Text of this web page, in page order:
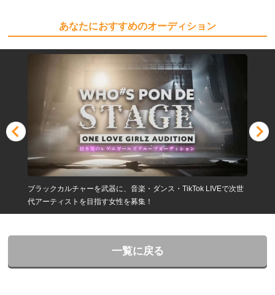
あなたにおすすめのオーディション
ブラックカルチャーを武器に、音楽・ダンス・TikTok LIVEで次世
代アーティストを目指す女性を募集！
一覧に戻る